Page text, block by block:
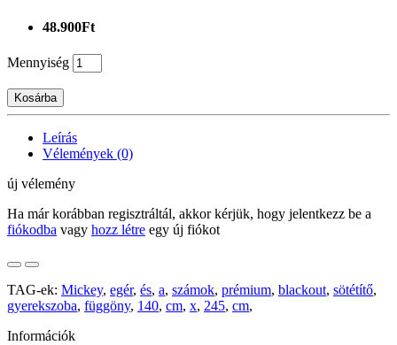
48.900Ft
Mennyiség
Kosárba
Leírás
Vélemények (0)
új vélemény
Ha már korábban regisztráltál, akkor kérjük, hogy jelentkezz be a
fiókodba vagy hozz létre egy új fiókot
TAG-ek: Mickey, egér, és, a, számok, prémium, blackout, sötétítő,
gyerekszoba, függöny, 140, cm, x, 245, cm,
Információk